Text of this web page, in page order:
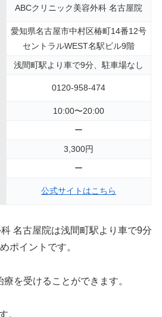
ABCクリニック美容外科 名古屋院
愛知県名古屋市中村区椿町14番12号
セントラルWEST名駅ビル9階
浅間町駅より車で9分、駐車場なし
0120-958-474
10:00〜20:00
ー
3,300円
ー
公式サイトはこちら
名古屋院は浅間町駅より車で9分
ポイントです。
を受けることができます。
。